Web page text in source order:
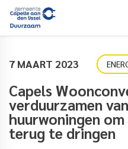
7 MAART 2023
Capels
verduurzamen
huurwoningen
terug te dringen